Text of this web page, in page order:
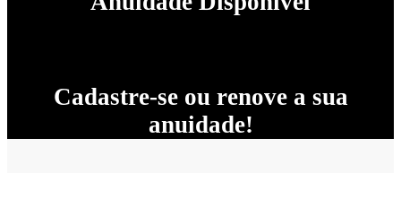
Cadastre-se ou renove a sua
anuidade!